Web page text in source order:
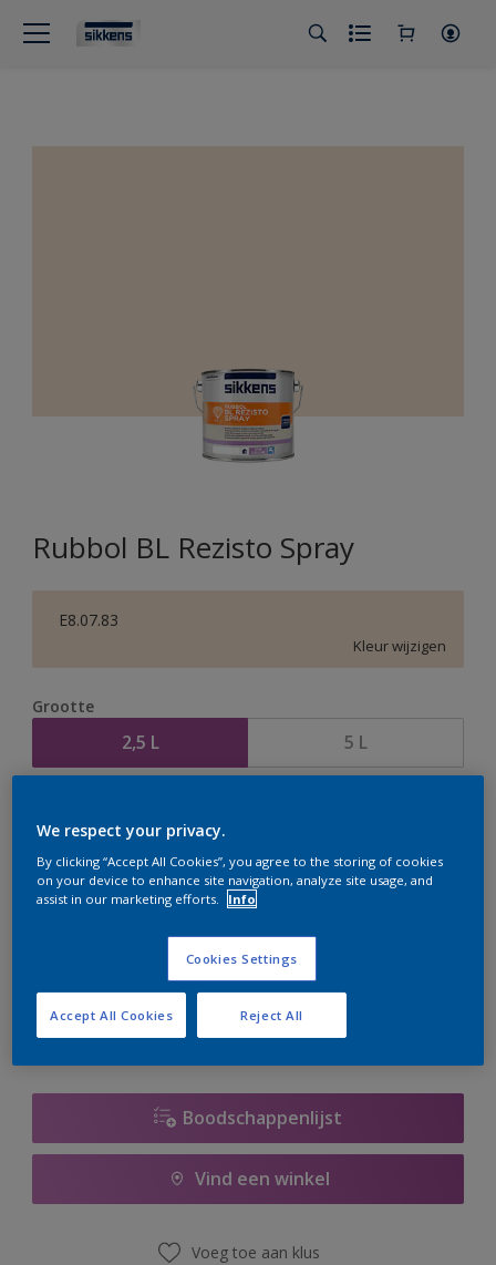
Rubbol BL Rezisto Spray
E8.07.83
Kleur wijzigen
Grootte
2,5 L 5 L
te bestellen. Houd de website in de gaten, we werken
er hard aan om de voorraad aan te vullen.
Boodschappenlijst
Vind een winkel
Voeg toe aan klus
We respect your privacy.
By clicking “Accept All Cookies”, you agree to the storing of cookies
on your device to enhance site navigation, analyze site usage, and
assist in our marketing efforts.
Info
Cookies Settings
Reject All
Accept All Cookies